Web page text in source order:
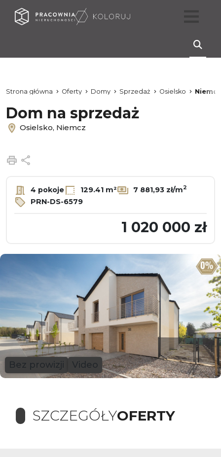
Strona główna Oferty Domy Sprzedaż Osielsko Niemcz
Dom na sprzedaż
Osielsko, Niemcz
Drukuj
4 pokoje 129.41 m² 7 881,93 zł/m2
PRN-DS-6579
1 020 000 zł
Bez prowizji Video
SZCZEGÓŁYOFERTY